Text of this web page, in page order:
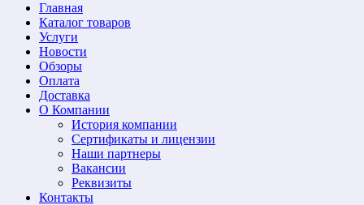
Главная
Каталог товаров
Услуги
Новости
Обзоры
Оплата
Доставка
О Компании
История компании
Сертификаты и лицензии
Наши партнеры
Вакансии
Реквизиты
Контакты